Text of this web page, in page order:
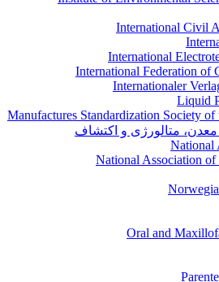
International Civil
International
International Federation of
Internationaler
Liquid
Manufactures Standardization Society
National
National Association
Oral and